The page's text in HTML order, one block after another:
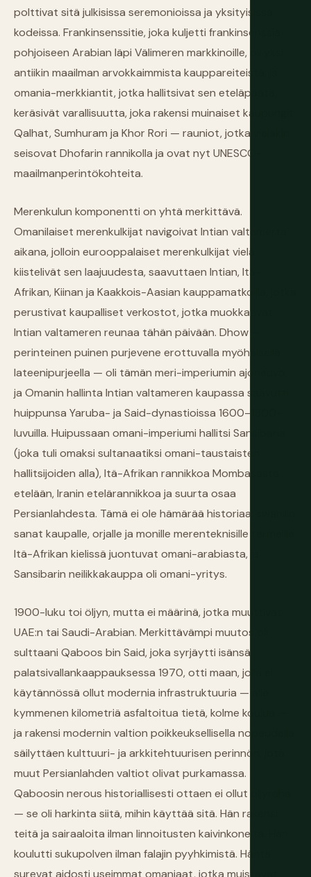
polttivat sitä julkisissa seremonioissa ja yksityisissä
kodeissa. Frankinsenssitie, joka kuljetti frankinsenssiä
pohjoiseen Arabian läpi Välimeren markkinoille, oli yksi
antiikin maailman arvokkaimmista kauppareiteistä, ja
omania-merkkiantit, jotka hallitsivat sen eteläpäätä,
keräsivät varallisuutta, joka rakensi muinaiset kaupungit
Qalhat, Sumhuram ja Khor Rori — rauniot, jotka vieläkin
seisovat Dhofarin rannikolla ja ovat nyt UNESCO-
maailmanperintökohteita.
Merenkulun komponentti on yhtä merkittävä.
Omanilaiset merenkulkijat navigoivat Intian valtamerta
aikana, jolloin eurooppalaiset merenkulkijat vielä
kiistelivät sen laajuudesta, saavuttaen Intian, Itä-
Afrikan, Kiinan ja Kaakkois-Aasian kauppamatkoilla, jotka
perustivat kaupalliset verkostot, jotka muokkaavat
Intian valtameren reunaa tähän päivään. Dhow —
perinteinen puinen purjevene erottuvalla myöhäisellä
lateenipurjeella — oli tämän meri-imperiumin ajoneuvo,
ja Omanin hallinta Intian valtameren kaupassa saavutti
huippunsa Yaruba- ja Said-dynastioissa 1600–1800-
luvuilla. Huipussaan omani-imperiumi hallitsi Sansibaria
(joka tuli omaksi sultanaatiksi omani-taustaisten
hallitsijoiden alla), Itä-Afrikan rannikkoa Mombasasta
etelään, Iranin etelärannikkoa ja suurta osaa
Persianlahdesta. Tämä ei ole hämärää historiaa: swahilin
sanat kaupalle, orjalle ja monille merenteknisille termeille
Itä-Afrikan kielissä juontuvat omani-arabiasta, ja
Sansibarin neilikkakauppa oli omani-yritys.
1900-luku toi öljyn, mutta ei määrinä, jotka muuttivat
UAE:n tai Saudi-Arabian. Merkittävämpi muutos oli
sulttaani Qaboos bin Said, joka syrjäytti isänsä
palatsivallankaappauksessa 1970, otti maan, jolla ei
käytännössä ollut modernia infrastruktuuria — alle
kymmenen kilometriä asfaltoitua tietä, kolme koulua —
ja rakensi modernin valtion poikkeuksellisella nopeudella
säilyttäen kulttuuri- ja arkkitehtuurisen perinnön, jota
muut Persianlahden valtiot olivat purkamassa.
Qaboosin nerous historiallisesti ottaen ei ollut öljyraha
— se oli harkinta siitä, mihin käyttää sitä. Hän rakensi
teitä ja sairaaloita ilman linnoitusten kaivinkoneita. Hän
koulutti sukupolven ilman falajin pyyhkimistä. Häntä
surevat aidosti useimmat omaniaat, jotka muistavat,